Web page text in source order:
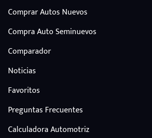
Comprar Autos Nuevos
Compra Auto Seminuevos
Comparador
Noticias
Favoritos
Preguntas Frecuentes
Calculadora Automotriz